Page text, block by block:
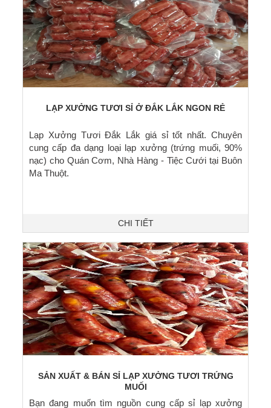
LẠP XƯỞNG TƯƠI SỈ Ở ĐẮK LẮK NGON RẺ
Lạp Xưởng Tươi Đắk Lắk giá sỉ tốt nhất. Chuyên
cung cấp đa dạng loại lạp xưởng (trứng muối, 90%
nạc) cho Quán Cơm, Nhà Hàng - Tiệc Cưới tại Buôn
Ma Thuột.
CHI TIẾT
SẢN XUẤT & BÁN SỈ LẠP XƯỞNG TƯƠI TRỨNG
MUỐI
Bạn đang muốn tìm nguồn cung cấp sỉ lạp xưởng